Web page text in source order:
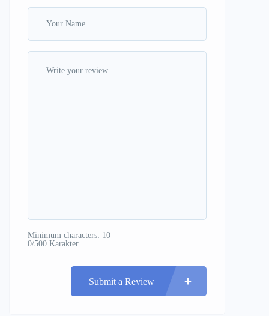
Minimum characters: 10
0/500 Karakter
Submit a Review